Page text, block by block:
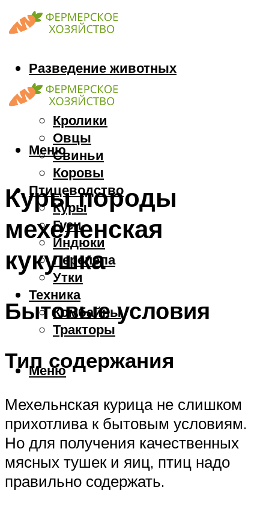
Разведение животных
Козы
Кони
Кролики
Овцы
Свиньи
Коровы
Птицеводство
Куры
Гуси
Индюки
Перепела
Утки
Техника
Комбайны
Тракторы
Меню
Меню
Куры породы
мехеленская
кукушка
Бытовые условия
Тип содержания
Мехельнская курица не слишком
прихотлива к бытовым условиям.
Но для получения качественных
мясных тушек и яиц, птиц надо
правильно содержать.